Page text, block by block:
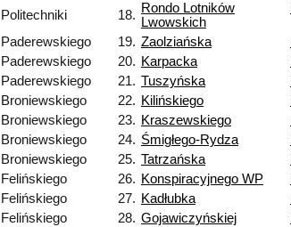
Politechniki
18. Rondo Lotników
Lwowskich
Paderewskiego 19. Zaolziańska
Paderewskiego
20. Karpacka
Paderewskiego
21. Tuszyńska
Broniewskiego
22. Kilińskiego
Broniewskiego
23. Kraszewskiego
Broniewskiego
24. Śmigłego-Rydza
Broniewskiego
25. Tatrzańska
Felińskiego
26. Konspiracyjnego WP
Felińskiego
27. Kadłubka
Felińskiego
28. Gojawiczyńskiej